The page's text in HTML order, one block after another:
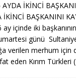
AYDA İKİNCİ
İKİNCİ BAŞKANINI
içinde iki
günü Sultaniye
verilen merhum için
eden Kırım Türkleri